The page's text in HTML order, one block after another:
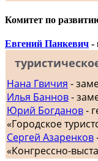
Комитет по
Евгений Панкевич -
Нана Гвичия -
Илья Баннов-
Юрий Богданов-
«Городское
Сергей Азаренков
«Конгрессно-